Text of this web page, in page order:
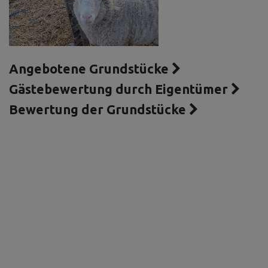
Angebotene Grundstücke
Gästebewertung durch Eigentümer
Bewertung der Grundstücke